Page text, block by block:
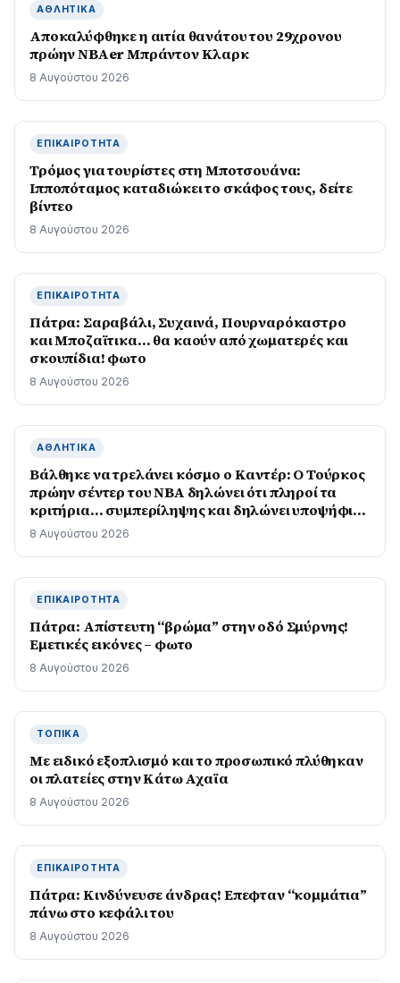
ΑΘΛΗΤΙΚΆ
Αποκαλύφθηκε η αιτία θανάτου του 29χρονου
πρώην NBAer Μπράντον Κλαρκ
8 Αυγούστου 2026
ΕΠΙΚΑΙΡΌΤΗΤΑ
Τρόμος για τουρίστες στη Μποτσουάνα:
Ιπποπόταμος καταδιώκει το σκάφος τους, δείτε
βίντεο
8 Αυγούστου 2026
ΕΠΙΚΑΙΡΌΤΗΤΑ
Πάτρα: Σαραβάλι, Συχαινά, Πουρναρόκαστρο
και Μποζαϊτικα… θα καούν από χωματερές και
σκουπίδια! φωτο
8 Αυγούστου 2026
ΑΘΛΗΤΙΚΆ
Βάλθηκε να τρελάνει κόσμο ο Καντέρ: Ο Τούρκος
πρώην σέντερ του NBA δηλώνει ότι πληροί τα
κριτήρια… συμπερίληψης και δηλώνει υποψήφιος
να παίξει στο WNBA
8 Αυγούστου 2026
ΕΠΙΚΑΙΡΌΤΗΤΑ
Πάτρα: Απίστευτη “βρώμα” στην οδό Σμύρνης!
Εμετικές εικόνες – φωτο
8 Αυγούστου 2026
ΤΟΠΙΚΆ
Με ειδικό εξοπλισμό και το προσωπικό πλύθηκαν
οι πλατείες στην Κάτω Αχαϊα
8 Αυγούστου 2026
ΕΠΙΚΑΙΡΌΤΗΤΑ
Πάτρα: Κινδύνευσε άνδρας! Επεφταν “κομμάτια”
πάνω στο κεφάλι του
8 Αυγούστου 2026